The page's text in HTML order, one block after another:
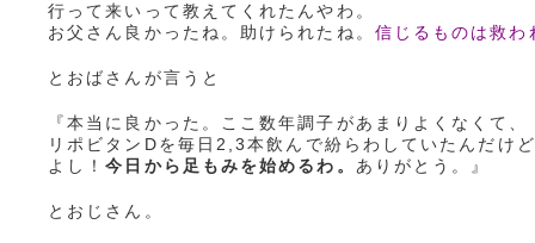
行って来いって教えてくれたんやわ。
お父さん良かったね。助けられたね。 信じるものは救わ
とおばさんが言うと
『本当に良かった。ここ数年調子があまりよくなくて、
リポビタンDを毎日2,3本飲んで紛らわしていたんだけ
よし！今日から足もみを始めるわ。 ありがとう。』
とおじさん。